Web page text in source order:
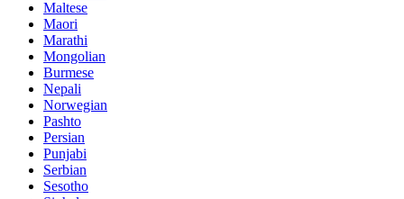
Maltese
Maori
Marathi
Mongolian
Burmese
Nepali
Norwegian
Pashto
Persian
Punjabi
Serbian
Sesotho